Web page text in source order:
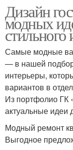
Дизайн
модных
стильного
Самые модные
— в нашей
интерьеры,
вариантов в
Из портфолио
актуальные идеи
Модный ремонт
Выгодное